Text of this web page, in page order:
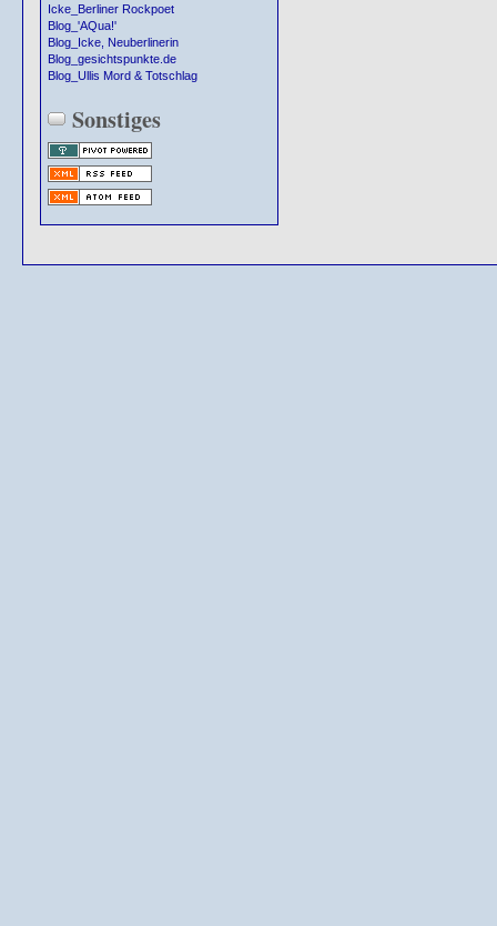
Icke_Berliner Rockpoet
Blog_'AQua!'
Blog_Icke, Neuberlinerin
Blog_gesichtspunkte.de
Blog_Ullis Mord & Totschlag
Sonstiges